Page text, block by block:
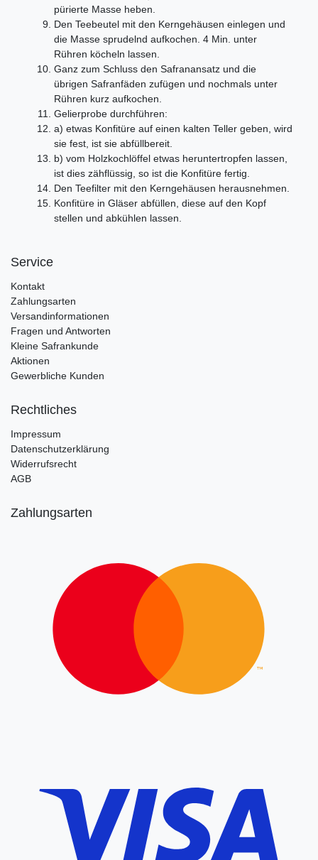
pürierte Masse heben.
Den Teebeutel mit den Kerngehäusen einlegen und
die Masse sprudelnd aufkochen. 4 Min. unter
Rühren köcheln lassen.
Ganz zum Schluss den Safranansatz und die
übrigen Safranfäden zufügen und nochmals unter
Rühren kurz aufkochen.
Gelierprobe durchführen:
a) etwas Konfitüre auf einen kalten Teller geben, wird
sie fest, ist sie abfüllbereit.
b) vom Holzkochlöffel etwas heruntertropfen lassen,
ist dies zähflüssig, so ist die Konfitüre fertig.
Den Teefilter mit den Kerngehäusen herausnehmen.
Konfitüre in Gläser abfüllen, diese auf den Kopf
stellen und abkühlen lassen.
Service
Kontakt
Zahlungsarten
Versandinformationen
Fragen und Antworten
Kleine Safrankunde
Aktionen
Gewerbliche Kunden
Rechtliches
Impressum
Datenschutzerklärung
Widerrufsrecht
AGB
Zahlungsarten